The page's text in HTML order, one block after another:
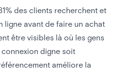
des clients recherchent et
ligne avant de faire un achat
être visibles là où les gens
digne soit
améliore la